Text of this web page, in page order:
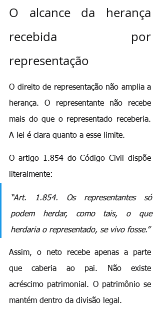
O alcance da herança
recebida por
representação
O direito de representação não amplia a
herança. O representante não recebe
mais do que o representado receberia.
A lei é clara quanto a esse limite.
O artigo 1.854 do Código Civil dispõe
literalmente:
“Art. 1.854. Os representantes só
podem herdar, como tais, o que
herdaria o representado, se vivo fosse.”
Assim, o neto recebe apenas a parte
que caberia ao pai. Não existe
acréscimo patrimonial. O patrimônio se
mantém dentro da divisão legal.